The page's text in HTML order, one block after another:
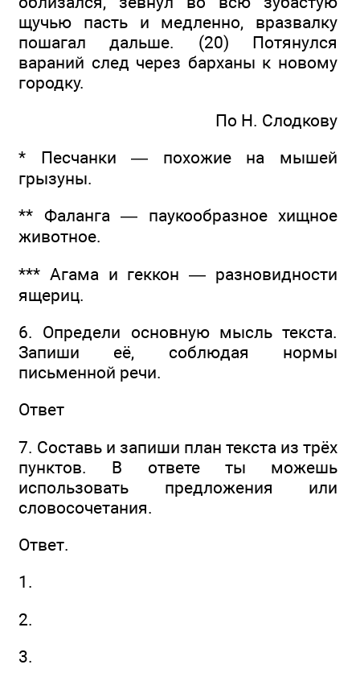
щучью пасть и медленно, вразвалку
пошагал дальше. (20) Потянулся
вараний след через барханы к новому
городку.
По Н. Слодкову
* Песчанки — похожие на мышей
грызуны.
** Фаланга — паукообразное хищное
животное.
*** Агама и геккон — разновидности
ящериц.
6. Определи основную мысль текста.
Запиши её, соблюдая нормы
письменной речи.
Ответ
7. Составь и запиши план текста из трёх
пунктов. В ответе ты можешь
использовать предложения или
словосочетания.
Ответ.
1.
2.
3.